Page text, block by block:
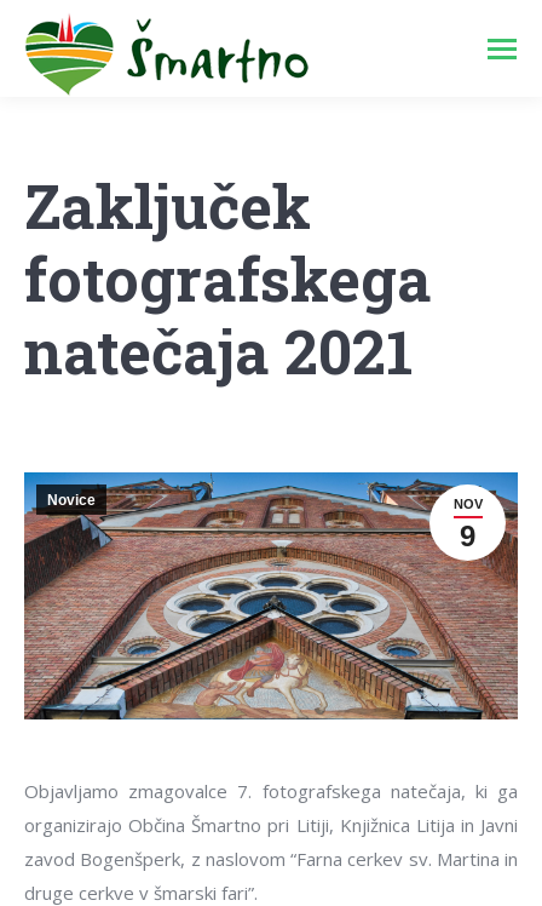
Zaključek
fotografskega
natečaja 2021
NOV
9
Novice
Objavljamo zmagovalce 7. fotografskega natečaja, ki ga
organizirajo Občina Šmartno pri Litiji, Knjižnica Litija in Javni
zavod Bogenšperk, z naslovom “Farna cerkev sv. Martina in
druge cerkve v šmarski fari”.